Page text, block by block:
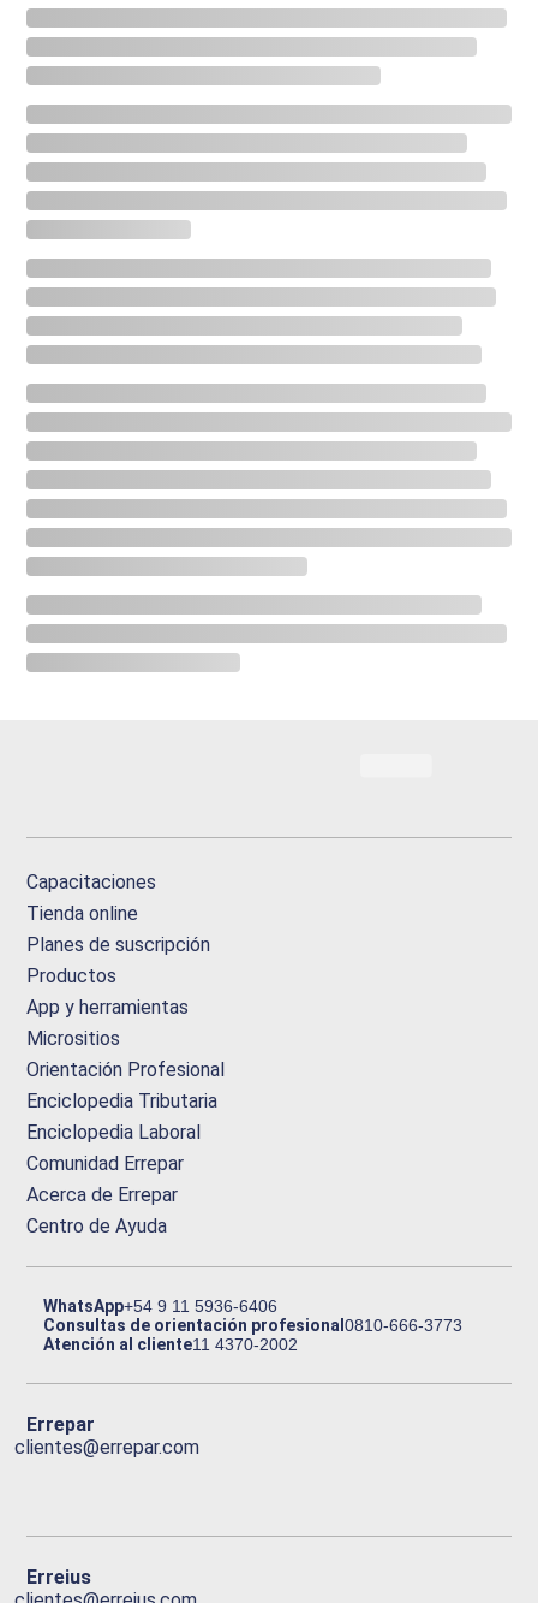
Capacitaciones
Tienda online
Planes de suscripción
Productos
App y herramientas
Micrositios
Orientación Profesional
Enciclopedia Tributaria
Enciclopedia Laboral
Comunidad Errepar
Acerca de Errepar
Centro de Ayuda
WhatsApp+54 9 11 5936-6406
Consultas de orientación profesional0810-666-3773
Atención al cliente11 4370-2002
Errepar
clientes@errepar.com
Erreius